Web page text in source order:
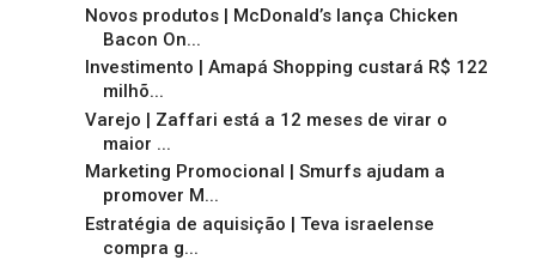
Novos produtos | McDonald’s lança Chicken
Bacon On...
Investimento | Amapá Shopping custará R$ 122
milhõ...
Varejo | Zaffari está a 12 meses de virar o
maior ...
Marketing Promocional | Smurfs ajudam a
promover M...
Estratégia de aquisição | Teva israelense
compra g...